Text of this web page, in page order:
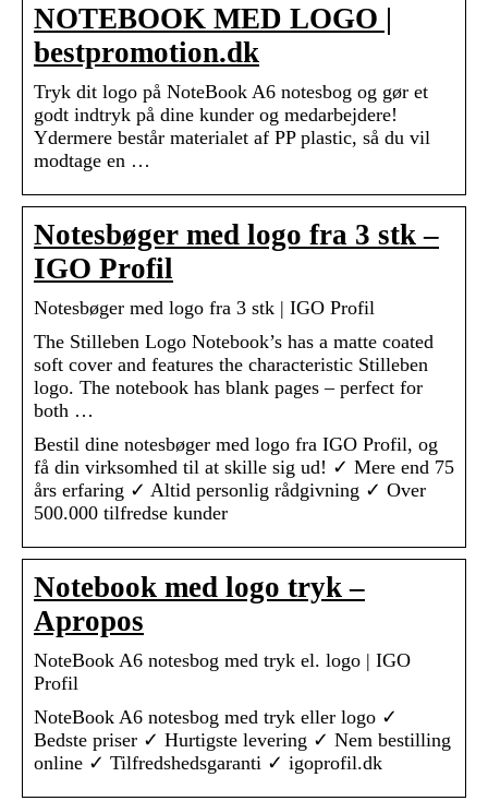
NOTEBOOK MED LOGO |
bestpromotion.dk
Tryk dit logo på NoteBook A6 notesbog og gør et
godt indtryk på dine kunder og medarbejdere!
Ydermere består materialet af PP plastic, så du vil
modtage en …
Notesbøger med logo fra 3 stk –
IGO Profil
Notesbøger med logo fra 3 stk | IGO Profil
The Stilleben Logo Notebook’s has a matte coated
soft cover and features the characteristic Stilleben
logo. The notebook has blank pages – perfect for
both …
Bestil dine notesbøger med logo fra IGO Profil, og
få din virksomhed til at skille sig ud! ✓ Mere end 75
års erfaring ✓ Altid personlig rådgivning ✓ Over
500.000 tilfredse kunder
Notebook med logo tryk –
Apropos
NoteBook A6 notesbog med tryk el. logo | IGO
Profil
NoteBook A6 notesbog med tryk eller logo ✓
Bedste priser ✓ Hurtigste levering ✓ Nem bestilling
online ✓ Tilfredshedsgaranti ✓ igoprofil.dk